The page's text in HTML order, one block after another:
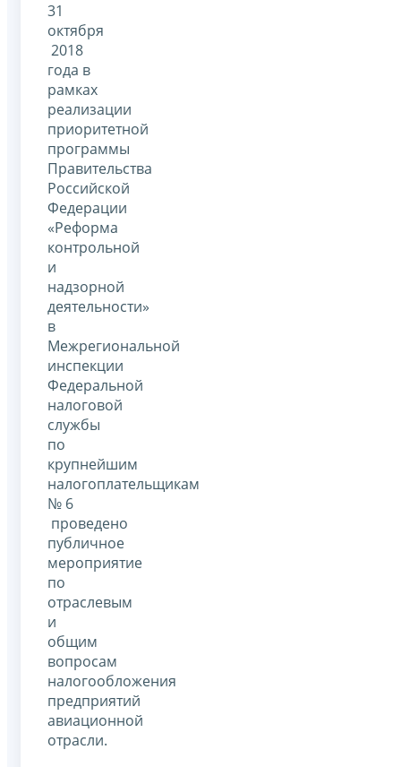
31
октября
2018
года в
рамках
реализации
приоритетной
программы
Правительства
Российской
Федерации
«Реформа
контрольной
и
надзорной
деятельности»
в
Межрегиональной
инспекции
Федеральной
налоговой
службы
по
крупнейшим
налогоплательщикам
№ 6
проведено
публичное
мероприятие
по
отраслевым
и
общим
вопросам
налогообложения
предприятий
авиационной
отрасли.